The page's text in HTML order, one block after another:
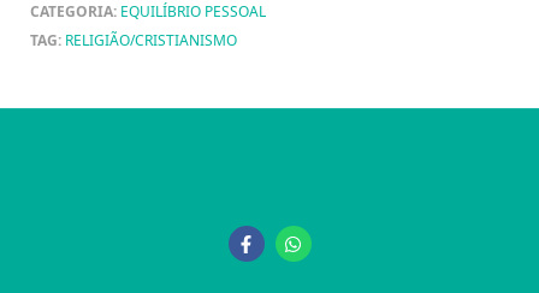
CATEGORIA: EQUILÍBRIO PESSOAL
TAG: RELIGIÃO/CRISTIANISMO